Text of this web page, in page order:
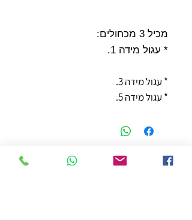
מכיל 3 מכחולים:
* עגול מידה 1.
* עגול מידה 3.
* עגול מידה 5.